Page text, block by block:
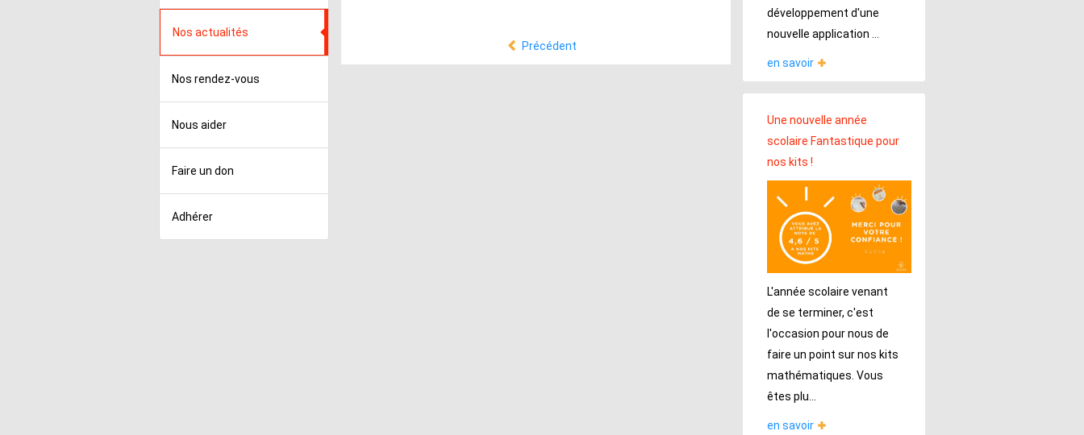
Nos actualités
Nos rendez-vous
Nous aider
Faire un don
Adhérer
Précédent
développement d'une
nouvelle application ...
en savoir
Une nouvelle année
scolaire Fantastique pour
nos kits !
L'année scolaire venant
de se terminer, c'est
l'occasion pour nous de
faire un point sur nos kits
mathématiques. Vous
êtes plu...
en savoir